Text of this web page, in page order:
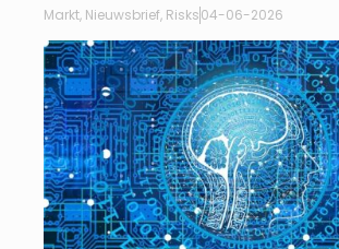
Markt, Nieuwsbrief, Risks04-06-2026